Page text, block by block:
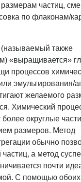
частиц,
по флаконам/
также
«выращивается»
процессов
эмульгирования/
желаемого
Химический
более округлые
размеров. Метод
обычно
а метод
почти
С помощью обоих